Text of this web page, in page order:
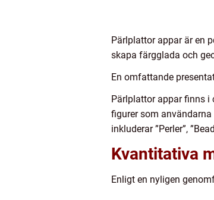
Pärlplattor appar är en
skapa färgglada och
En omfattande
Pärlplattor appar finns i
figurer som
inkluderar ”Perler”,
Kvantitativa
Enligt en nyligen